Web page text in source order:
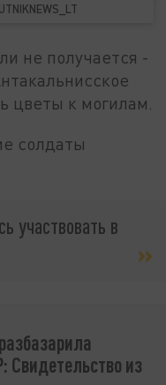
не получается -
цветы к могилам.
солдаты
участвовать в
Свидетельство из